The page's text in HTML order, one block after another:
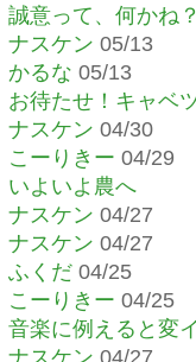
誠意って、何かね
ナスケン 05/13
かるな 05/13
お待たせ！キャベ
ナスケン 04/30
こーりきー 04/29
いよいよ農へ
ナスケン 04/27
ナスケン 04/27
ふくだ 04/25
こーりきー 04/25
音楽に例えると変
ナスケン 04/27